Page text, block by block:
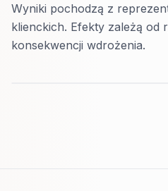
Wyniki pochodzą z
klienckich. Efekty zależą od
konsekwencji wdrożenia.